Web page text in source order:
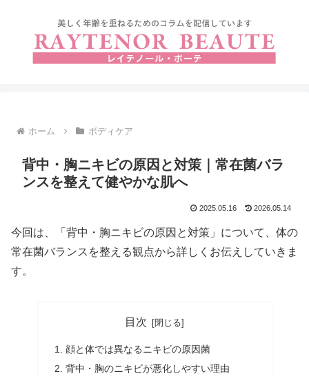
ホーム ボディケア
背中・胸ニキビの原因と対策｜常在菌バラ
ンスを整えて健やかな肌へ
2025.05.16 2026.05.14
今回は、「背中・胸ニキビの原因と対策」について、体の
常在菌バランスを整える観点から詳しくお伝えしていきま
す。
目次
顔と体では異なるニキビの原因菌
背中・胸のニキビが悪化しやすい理由